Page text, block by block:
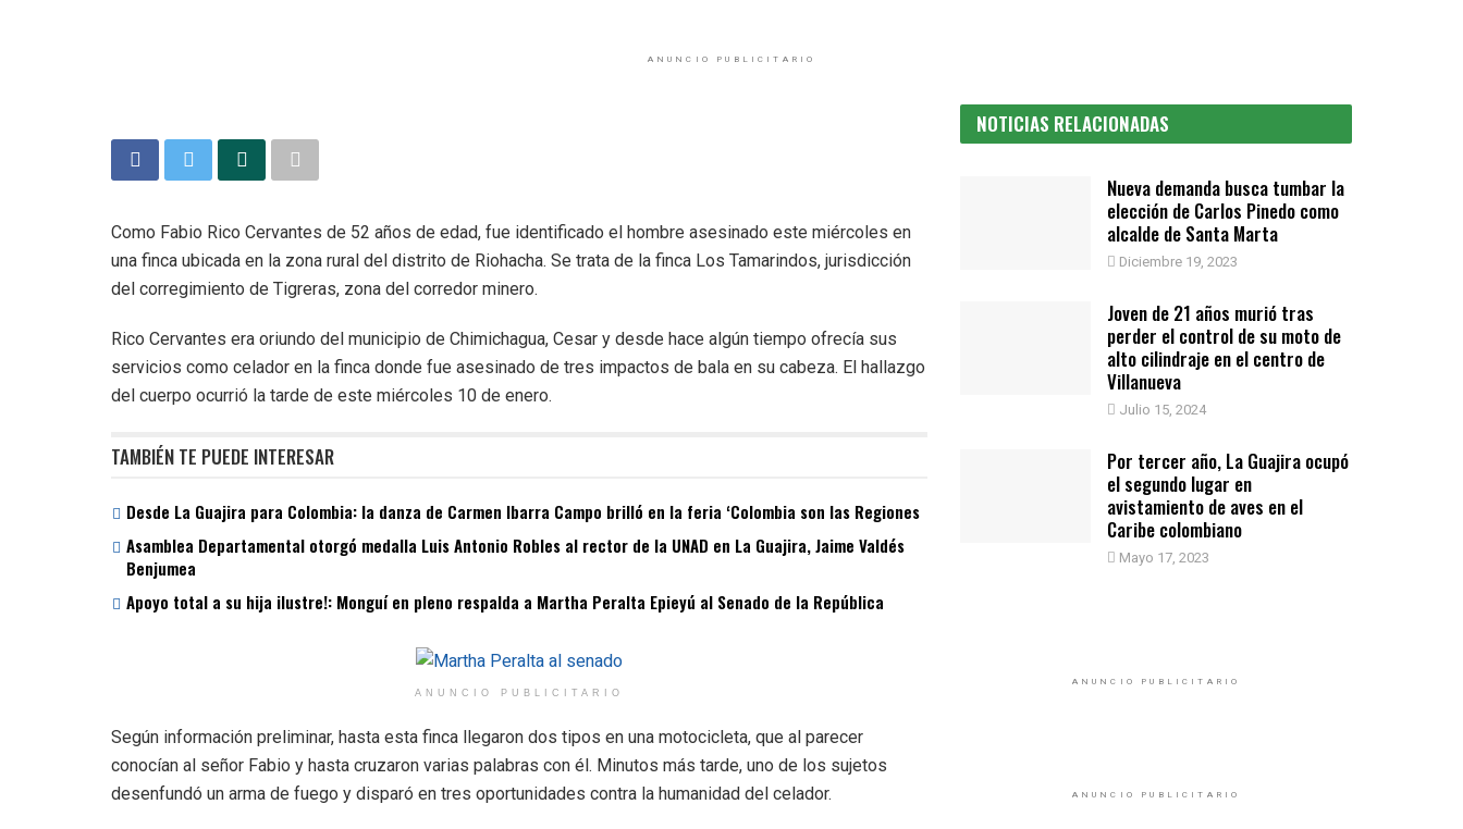
ANUNCIO PUBLICITARIO
Como Fabio Rico Cervantes de 52 años de edad, fue identificado el hombre asesinado este miércoles en
una finca ubicada en la zona rural del distrito de Riohacha. Se trata de la finca Los Tamarindos, jurisdicción
del corregimiento de Tigreras, zona del corredor minero.
Rico Cervantes era oriundo del municipio de Chimichagua, Cesar y desde hace algún tiempo ofrecía sus
servicios como celador en la finca donde fue asesinado de tres impactos de bala en su cabeza. El hallazgo
del cuerpo ocurrió la tarde de este miércoles 10 de enero.
TAMBIÉN TE PUEDE INTERESAR
Desde La Guajira para Colombia: la danza de Carmen Ibarra Campo brilló en la feria ‘Colombia son las Regiones
Asamblea Departamental otorgó medalla Luis Antonio Robles al rector de la UNAD en La Guajira, Jaime Valdés
Benjumea
Apoyo total a su hija ilustre!: Monguí en pleno respalda a Martha Peralta Epieyú al Senado de la República
ANUNCIO PUBLICITARIO
Según información preliminar, hasta esta finca llegaron dos tipos en una motocicleta, que al parecer
conocían al señor Fabio y hasta cruzaron varias palabras con él. Minutos más tarde, uno de los sujetos
desenfundó un arma de fuego y disparó en tres oportunidades contra la humanidad del celador.
NOTICIAS RELACIONADAS
Nueva demanda busca tumbar la
elección de Carlos Pinedo como
alcalde de Santa Marta
Diciembre 19, 2023
Joven de 21 años murió tras
perder el control de su moto de
alto cilindraje en el centro de
Villanueva
Julio 15, 2024
Por tercer año, La Guajira ocupó
el segundo lugar en
avistamiento de aves en el
Caribe colombiano
Mayo 17, 2023
ANUNCIO PUBLICITARIO
ANUNCIO PUBLICITARIO